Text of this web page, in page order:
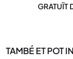
GRATUÏT
TAMBÉ ET POT